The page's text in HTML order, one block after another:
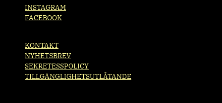
INSTAGRAM
FACEBOOK
KONTAKT
NYHETSBREV
SEKRETESSPOLICY
TILLGÄNGLIGHETSUTLÅTANDE